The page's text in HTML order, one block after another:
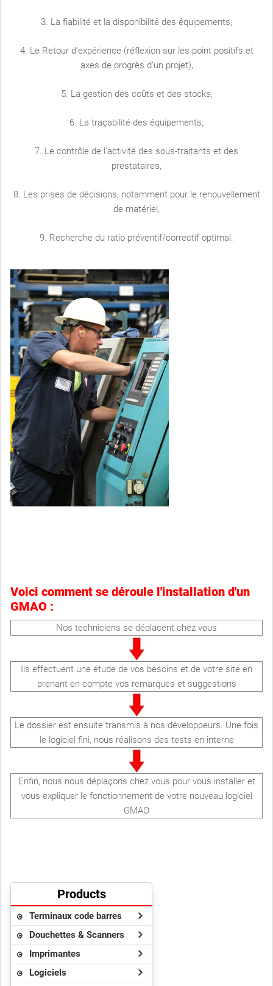
3. La fiabilité et la disponibilité des équipements,
4. Le Retour d’expérience (réflexion sur les point positifs et
axes de progrès d’un projet),
5. La gestion des coûts et des stocks,
6. La traçabilité des équipements,
7. Le contrôle de l’activité des sous-traitants et des
prestataires,
8. Les prises de décisions, notamment pour le renouvellement
de matériel,
9. Recherche du ratio préventif/correctif optimal.
Voici comment se déroule l'installation d'un
GMAO :
Nos techniciens se déplacent chez vous
Ils effectuent une étude de vos besoins et de votre site en
prenant en compte vos remarques et suggestions
Le dossier est ensuite transmis à nos développeurs. Une fois
le logiciel fini, nous réalisons des tests en interne
Enfin, nous nous déplaçons chez vous pour vous installer et
vous expliquer le fonctionnement de votre nouveau logiciel
GMAO
Products
Terminaux code barres
Douchettes & Scanners
Imprimantes
Logiciels